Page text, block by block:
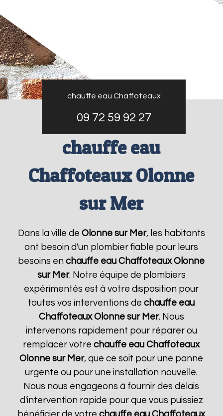
chauffe eau Chaffoteaux
09 72 59 92 27
chauffe eau
Chaffoteaux Olonne
sur Mer
Dans la ville de Olonne sur Mer, les habitants
ont besoin d'un plombier fiable pour leurs
besoins enchauffe eau Chaffoteaux Olonne
sur Mer. Notre équipe de plombiers
expérimentés est à votre disposition pour
toutes vos interventions dechauffe eau
Chaffoteaux Olonne sur Mer. Nous
intervenons rapidement pour réparer ou
remplacer votrechauffe eau Chaffoteaux
Olonne sur Mer, que ce soit pour une panne
urgente ou pour une installation nouvelle.
Nous nous engageons à fournir des délais
d'intervention rapide pour que vous puissiez